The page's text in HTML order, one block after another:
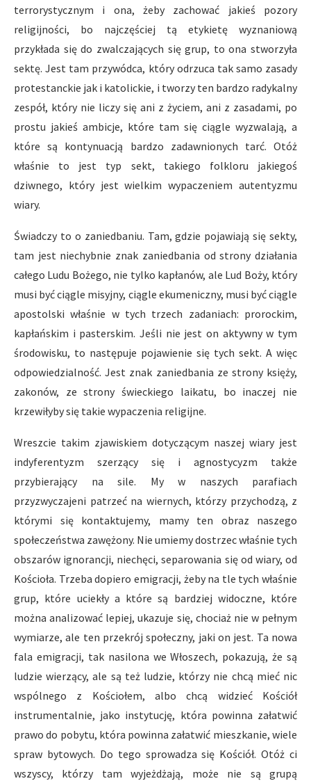
terrorystycznym i ona, żeby zachować jakieś pozory
religijności, bo najczęściej tą etykietę wyznaniową
przykłada się do zwalczających się grup, to ona stworzyła
sektę. Jest tam przywódca, który odrzuca tak samo zasady
protestanckie jak i katolickie, i tworzy ten bardzo radykalny
zespół, który nie liczy się ani z życiem, ani z zasadami, po
prostu jakieś ambicje, które tam się ciągle wyzwalają, a
które są kontynuacją bardzo zadawnionych tarć. Otóż
właśnie to jest typ sekt, takiego folkloru jakiegoś
dziwnego, który jest wielkim wypaczeniem autentyzmu
wiary.
Świadczy to o zaniedbaniu. Tam, gdzie pojawiają się sekty,
tam jest niechybnie znak zaniedbania od strony działania
całego Ludu Bożego, nie tylko kapłanów, ale Lud Boży, który
musi być ciągle misyjny, ciągle ekumeniczny, musi być ciągle
apostolski właśnie w tych trzech zadaniach: prorockim,
kapłańskim i pasterskim. Jeśli nie jest on aktywny w tym
środowisku, to następuje pojawienie się tych sekt. A więc
odpowiedzialność. Jest znak zaniedbania ze strony księży,
zakonów, ze strony świeckiego laikatu, bo inaczej nie
krzewiłyby się takie wypaczenia religijne.
Wreszcie takim zjawiskiem dotyczącym naszej wiary jest
indyferentyzm szerzący się i agnostycyzm także
przybierający na sile. My w naszych parafiach
przyzwyczajeni patrzeć na wiernych, którzy przychodzą, z
którymi się kontaktujemy, mamy ten obraz naszego
społeczeństwa zawężony. Nie umiemy dostrzec właśnie tych
obszarów ignorancji, niechęci, separowania się od wiary, od
Kościoła. Trzeba dopiero emigracji, żeby na tle tych właśnie
grup, które uciekły a które są bardziej widoczne, które
można analizować lepiej, ukazuje się, chociaż nie w pełnym
wymiarze, ale ten przekrój społeczny, jaki on jest. Ta nowa
fala emigracji, tak nasilona we Włoszech, pokazują, że są
ludzie wierzący, ale są też ludzie, którzy nie chcą mieć nic
wspólnego z Kościołem, albo chcą widzieć Kościół
instrumentalnie, jako instytucję, która powinna załatwić
prawo do pobytu, która powinna załatwić mieszkanie, wiele
spraw bytowych. Do tego sprowadza się Kościół. Otóż ci
wszyscy, którzy tam wyjeżdżają, może nie są grupą